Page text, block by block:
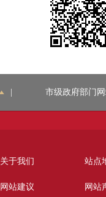
市级政府部门
关于我们 站点
网站建议 网站